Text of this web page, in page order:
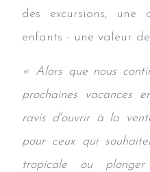
des excursions, une
enfants - une valeur
« Alors que nous
prochaines vacances
ravis d'ouvrir à la
pour ceux qui
tropicale ou